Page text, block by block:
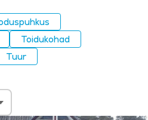
Toidukohad
Tuur